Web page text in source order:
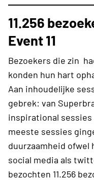
11.256
Event 11
Bezoekers die zin
konden hun hart
Aan inhoudelijke
gebrek: van
inspirational sessies
meeste sessies
duurzaamheid ofwel
social media als
bezochten 11.256